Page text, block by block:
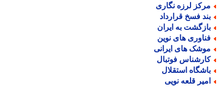
لرزه نگاری
فسخ قرارداد
به ایران
های نوین
های ایرانی
فوتبال
استقلال
قلعه نویی